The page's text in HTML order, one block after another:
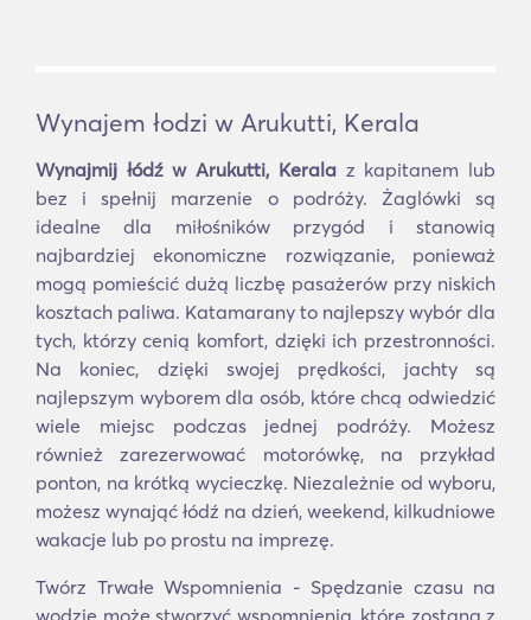
Wynajem łodzi w Arukutti, Kerala
Wynajmij łódź w Arukutti, Keralaz kapitanem lub
bez i spełnij marzenie o podróży. Żaglówki są
idealne dla miłośników przygód i stanowią
najbardziej ekonomiczne rozwiązanie, ponieważ
mogą pomieścić dużą liczbę pasażerów przy niskich
kosztach paliwa. Katamarany to najlepszy wybór dla
tych, którzy cenią komfort, dzięki ich przestronności.
Na koniec, dzięki swojej prędkości, jachty są
najlepszym wyborem dla osób, które chcą odwiedzić
wiele miejsc podczas jednej podróży. Możesz
również zarezerwować motorówkę, na przykład
ponton, na krótką wycieczkę. Niezależnie od wyboru,
możesz wynająć łódź na dzień, weekend, kilkudniowe
wakacje lub po prostu na imprezę.
Twórz Trwałe Wspomnienia - Spędzanie czasu na
wodzie może stworzyć wspomnienia, które zostaną z